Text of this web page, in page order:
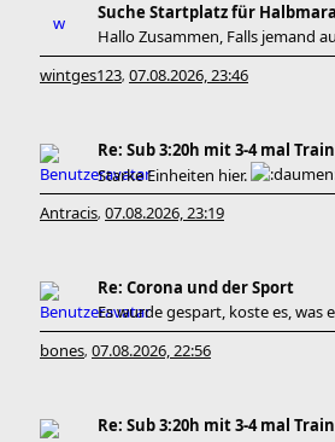
Hallo Zusammen, Falls jemand
wintges123, 07.08.2026, 23:46
Starke Einheiten hier.
Antracis, 07.08.2026, 23:19
Re: Corona und der Sport
Es wurde gespart, koste es, was
bones, 07.08.2026, 22:56